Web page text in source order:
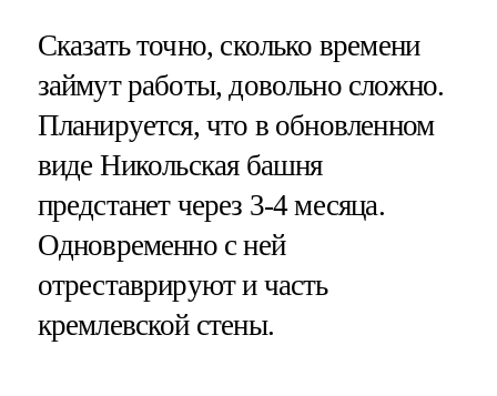
Сказать точно, сколько времени
займут работы, довольно сложно.
Планируется, что в обновленном
виде Никольская башня
предстанет через 3-4 месяца.
Одновременно с ней
отреставрируют и часть
кремлевской стены.